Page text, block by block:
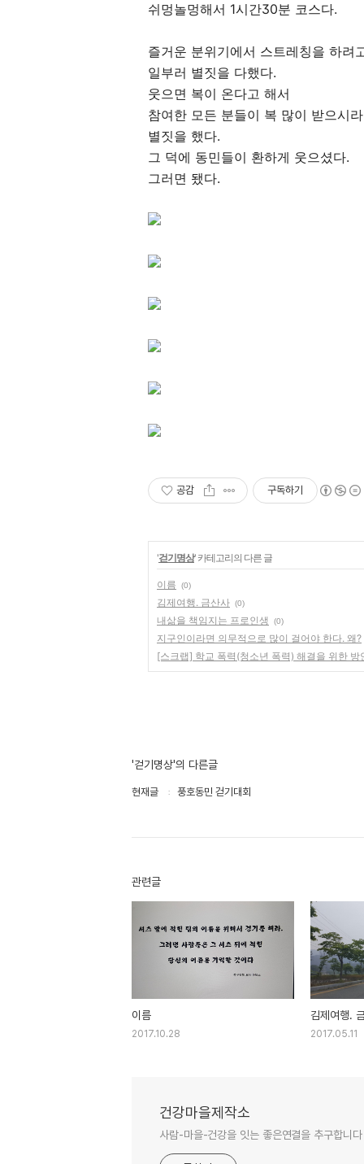
쉬멍놀멍해서 1시간30분 코스다.
즐거운 분위기에서 스트레칭을 하려
일부러 별짓을 다했다.
웃으면 복이 온다고 해서
참여한 모든 분들이 복 많이 받으시
별짓을 했다.
그 덕에 동민들이 환하게 웃으셨다.
그러면 됐다.
공감 구독하기
'걷기명상' 카테고리의 다른 글
이름 (0)
김제여행. 금산사 (0)
내삶을 책임지는 프로인생 (0)
지구인이라면 의무적으로 많이 걸어야 한다. 왜?
[스크랩] 학교 폭력(청소년 폭력) 해결을 위한 방
'걷기명상'의 다른글
현재글 풍호동민 걷기대회
관련글
이름
2017.10.28
김제여행.
2017.05.11
건강마을제작소
사람-마을-건강을 잇는 좋은연결을 추구합니다